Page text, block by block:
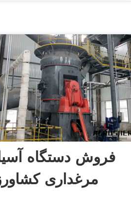
فروش دستگاه
مرغداری